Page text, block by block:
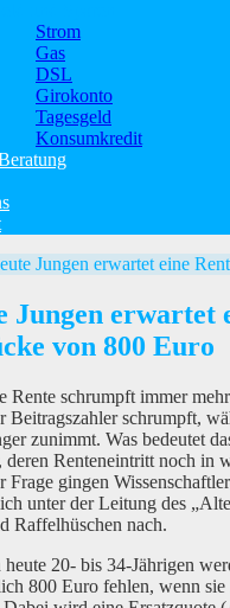
Strom
Gas
DSL
Girokonto
Tagesgeld
Konsumkredit
Jungen erwartet eine
Jungen erwartet
von 800 Euro
Rente schrumpft immer
Beitragszahler schrumpft,
zunimmt. Was bedeutet
deren Renteneintritt noch in
Frage gingen
unter der Leitung des
Raffelhüschen nach.
20- bis 34-Jährigen
800 Euro fehlen, wenn sie